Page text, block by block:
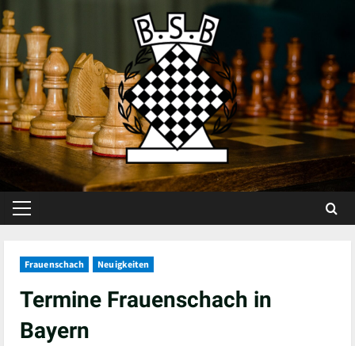
Skip
to
content
Primary
Frauenschach Neuigkeiten
Termine Frauenschach in
Bayern